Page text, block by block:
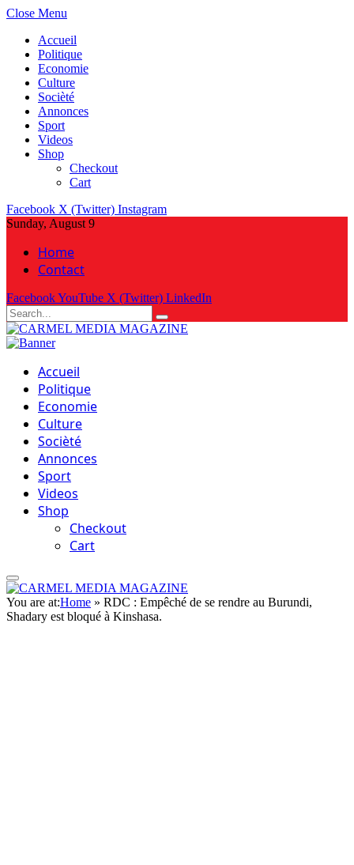
Close Menu
Accueil
Politique
Economie
Culture
Socièté
Annonces
Sport
Videos
Shop
Checkout
Cart
Facebook X (Twitter) Instagram
Sunday, August 9
Home
Contact
FacebookYouTube X (Twitter) LinkedIn
Accueil
Politique
Economie
Culture
Socièté
Annonces
Sport
Videos
Shop
Checkout
Cart
You are at:Home » RDC : Empêché de se rendre au Burundi,
Shadary est bloqué à Kinshasa.